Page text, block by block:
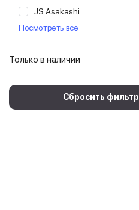
JS Asakashi
Japanparts
Magneti Marelli
Посмотреть все
Только в наличии
Сбросить фильтр